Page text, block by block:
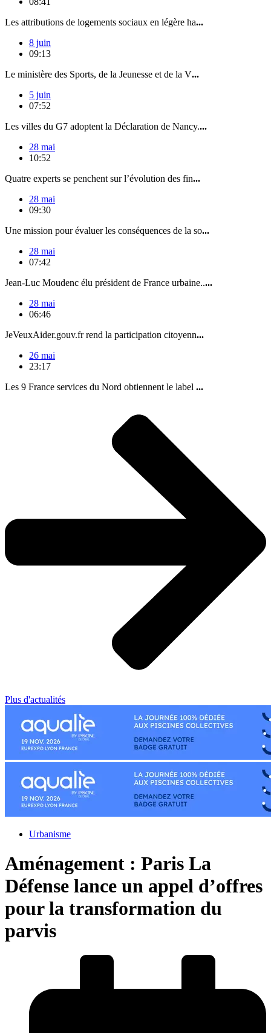
Les attributions de logements sociaux en légère ha...
8 juin
09:13
Le ministère des Sports, de la Jeunesse et de la V...
5 juin
07:52
Les villes du G7 adoptent la Déclaration de Nancy....
28 mai
10:52
Quatre experts se penchent sur l’évolution des fin...
28 mai
09:30
Une mission pour évaluer les conséquences de la so...
28 mai
07:42
Jean-Luc Moudenc élu président de France urbaine.....
28 mai
06:46
JeVeuxAider.gouv.fr rend la participation citoyenn...
26 mai
23:17
Les 9 France services du Nord obtiennent le label ...
Plus d'actualités
Urbanisme
Aménagement : Paris La
Défense lance un appel d’offres
pour la transformation du
parvis